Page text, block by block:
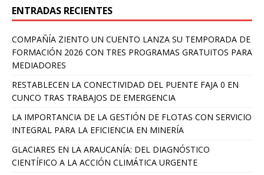
ENTRADAS RECIENTES
COMPAÑÍA ZIENTO UN CUENTO LANZA SU TEMPORADA DE
FORMACIÓN 2026 CON TRES PROGRAMAS GRATUITOS PARA
MEDIADORES
RESTABLECEN LA CONECTIVIDAD DEL PUENTE FAJA 0 EN
CUNCO TRAS TRABAJOS DE EMERGENCIA
LA IMPORTANCIA DE LA GESTIÓN DE FLOTAS CON SERVICIO
INTEGRAL PARA LA EFICIENCIA EN MINERÍA
GLACIARES EN LA ARAUCANÍA: DEL DIAGNÓSTICO
CIENTÍFICO A LA ACCIÓN CLIMÁTICA URGENTE